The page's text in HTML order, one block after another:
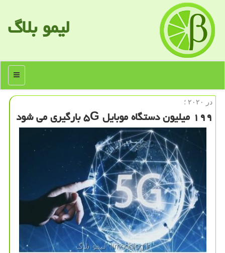
لیمو بلاگ
منو
در ۲۰۲۰ ؛
۱۹۹ میلیون دستگاه موبایل ۵G بارگیری می شود